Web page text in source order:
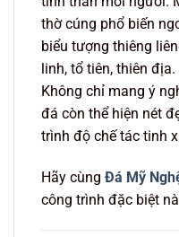
thờ cúng phổ biến
biểu tượng thiêng
linh, tổ tiên, thiên địa.
Không chỉ mang ý
đá còn thể hiện nét
trình độ chế tác tinh
Hãy cùng Đá Mỹ
công trình đặc biệt